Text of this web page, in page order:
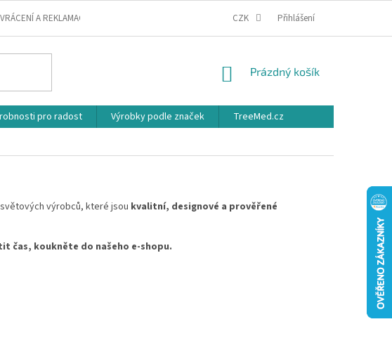
VRÁCENÍ A REKLAMACE PODMÍNKY OCHRANY OSOBNÍCH ÚDAJŮ
CZK Přihlášení
NÁKUPNÍ
Prázdný košík
pro radost Výrobky podle značek
TreeMed.cz
výrobců, které jsou kvalitní, designové a prověřené
čas, koukněte do našeho e-shopu.